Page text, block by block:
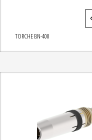
TORCHE BN-400